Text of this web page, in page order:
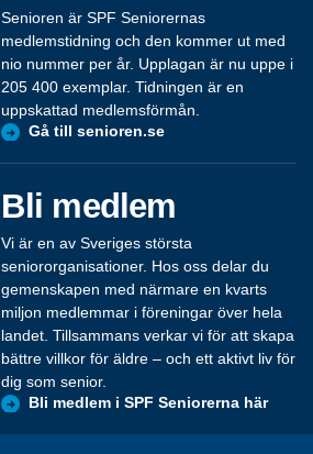
Senioren är SPF Seniorernas
medlemstidning och den kommer ut med
nio nummer per år. Upplagan är nu uppe i
205 400 exemplar. Tidningen är en
uppskattad medlemsförmån.
Gå till senioren.se
Bli medlem
Vi är en av Sveriges största
seniororganisationer. Hos oss delar du
gemenskapen med närmare en kvarts
miljon medlemmar i föreningar över hela
landet. Tillsammans verkar vi för att skapa
bättre villkor för äldre – och ett aktivt liv för
dig som senior.
Bli medlem i SPF Seniorerna här